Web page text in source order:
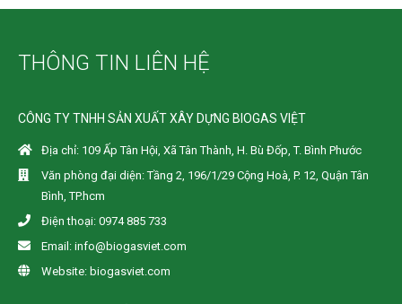
THÔNG TIN LIÊN HỆ
CÔNG TY TNHH SẢN XUẤT XÂY DỰNG BIOGAS VIỆT
Địa chỉ: 109 Ấp Tân Hội, Xã Tân Thành, H. Bù Đốp, T. Bình Phước
Văn phòng đại diện: Tầng 2, 196/1/29 Cộng Hoà, P. 12, Quận Tân
Bình, TP.hcm
Điện thoại: 0974 885 733
Email: info@biogasviet.com
Website: biogasviet.com